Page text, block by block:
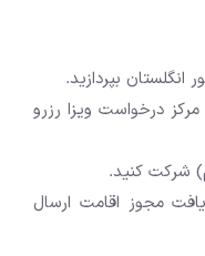
انگلستان بپردازید.
مرکز درخواست ویزا رزرو
شرکت کنید.
مجوز اقامت ارسال